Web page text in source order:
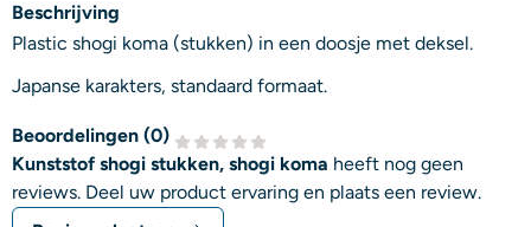
Beschrijving
Plastic shogi koma (stukken) in een doosje met deksel.
Japanse karakters, standaard formaat.
Beoordelingen (0)
Kunststof shogi stukken, shogi koma heeft nog geen
reviews. Deel uw product ervaring en plaats een review.